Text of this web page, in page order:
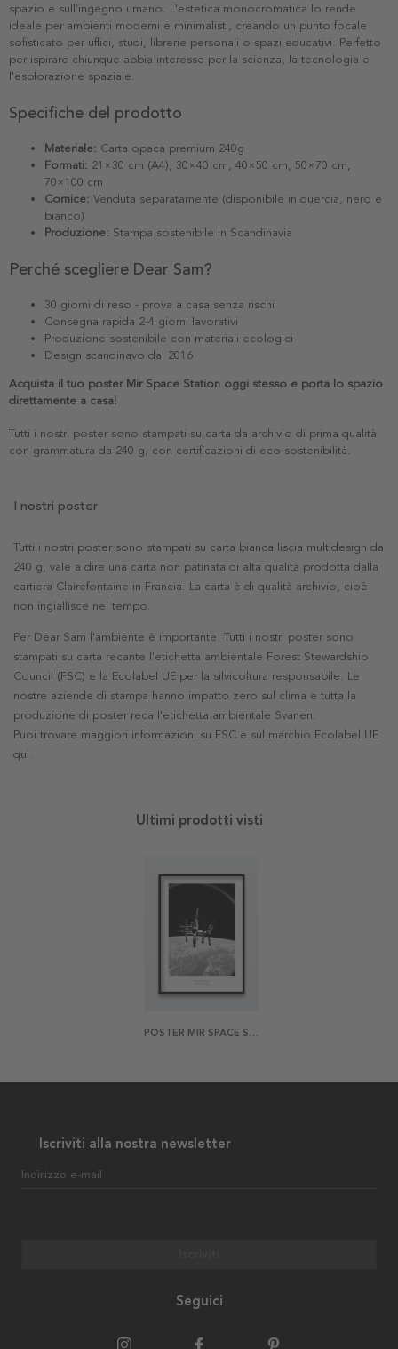
spazio e sull'ingegno umano. L'estetica monocromatica lo rende
ideale per ambienti moderni e minimalisti, creando un punto focale
sofisticato per uffici, studi, librerie personali o spazi educativi. Perfetto
per ispirare chiunque abbia interesse per la scienza, la tecnologia e
l'esplorazione spaziale.
Specifiche del prodotto
Materiale: Carta opaca premium 240g
Formati: 21×30 cm (A4), 30×40 cm, 40×50 cm, 50×70 cm,
70×100 cm
Cornice: Venduta separatamente (disponibile in quercia, nero e
bianco)
Produzione: Stampa sostenibile in Scandinavia
Perché scegliere Dear Sam?
30 giorni di reso - prova a casa senza rischi
Consegna rapida 2-4 giorni lavorativi
Produzione sostenibile con materiali ecologici
Design scandinavo dal 2016
Acquista il tuo poster Mir Space Station oggi stesso e porta lo spazio
direttamente a casa!
Tutti i nostri poster sono stampati su carta da archivio di prima qualità
con grammatura da 240 g, con certificazioni di eco-sostenibilità.
I nostri poster
Tutti i nostri poster sono stampati su carta bianca liscia multidesign da
240 g, vale a dire una carta non patinata di alta qualità prodotta dalla
cartiera Clairefontaine in Francia. La carta è di qualità archivio, cioè
non ingiallisce nel tempo.
Per Dear Sam l'ambiente è importante. Tutti i nostri poster sono
stampati su carta recante l'etichetta ambientale Forest Stewardship
Council (FSC) e la Ecolabel UE per la silvicoltura responsabile. Le
nostre aziende di stampa hanno impatto zero sul clima e tutta la
produzione di poster reca l'etichetta ambientale Svanen.
Puoi trovare maggiori informazioni su FSC e sul marchio Ecolabel UE
qui.
Ultimi prodotti visti
POSTER MIR SPACE STATION
Iscriviti alla nostra newsletter
Indirizzo e-mail
Seguici